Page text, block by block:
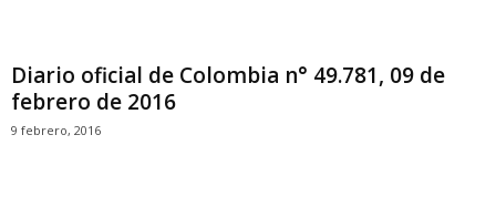
Diario oficial de Colombia n° 49.781, 09 de
febrero de 2016
9 febrero, 2016